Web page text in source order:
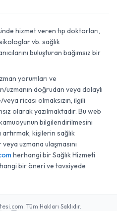
hizmet veren tıp doktorları,
vb. sağlık
buluşturan bağımsız bir
yorumları ve
doğrudan veya dolaylı
ricası olmaksızın, ilgili
olarak yazılmaktadır. Bu web
bilgilendirilmesini
artırmak, kişilerin sağlık
uzmana ulaşmasını
herhangi bir Sağlık Hizmeti
bir öneri ve tavsiyede
Tüm Hakları Saklıdır.